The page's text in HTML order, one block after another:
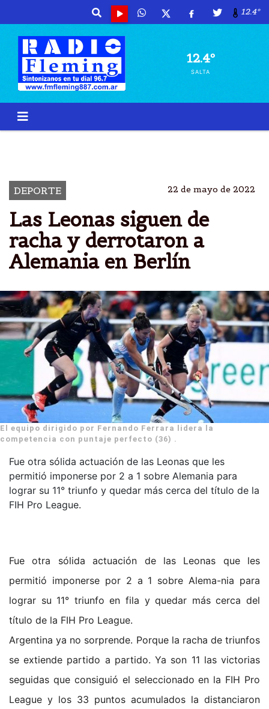
12.4º
12.4º
SALTA
DEPORTE 22 de mayo de 2022
Las Leonas siguen de
racha y derrotaron a
Alemania en Berlín
El equipo dirigido por Fernando Ferrara lidera la
competencia con puntaje perfecto (36) .
Fue otra sólida actuación de las Leonas que les
permitió imponerse por 2 a 1 sobre Alemania para
lograr su 11° triunfo y quedar más cerca del título de la
FIH Pro League.
Fue otra sólida actuación de las Leonas que les
permitió imponerse por 2 a 1 sobre Alema-nia para
lograr su 11° triunfo en fila y quedar más cerca del
título de la FIH Pro League.
Argentina ya no sorprende. Porque la racha de triunfos
se extiende partido a partido. Ya son 11 las victorias
seguidas que consiguió el seleccionado en la FIH Pro
League y los 33 puntos acumulados la distanciaron